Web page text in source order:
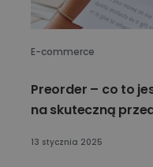
E-commerce
Preorder – co to
na skuteczną
13 stycznia 2025